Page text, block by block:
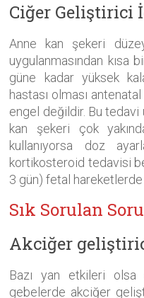
Ciğer Geliştirici
Anne kan şekeri
uygulanmasından kısa
güne kadar yüksek
hastası olması
engel değildir. Bu
kan şekeri çok
kullanıyorsa doz
kortikosteroid tedavisi
3 gün) fetal
Sık Sorulan
Akciğer
Bazı yan etkileri
gebelerde akciğer